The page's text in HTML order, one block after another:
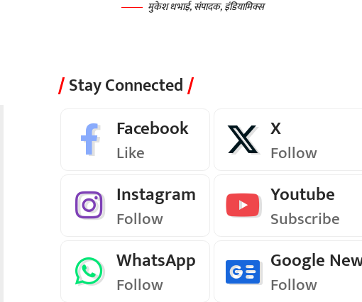
मुकेश धभाई, संपादक, इंडियामिक्स
Stay Connected
Facebook
Like
X
Follow
Instagram
Follow
Youtube
Subscribe
WhatsApp
Follow
Google
Follow